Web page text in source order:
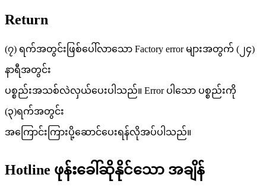
Return
(၇) ရက်အတွင်းဖြစ်ပေါ်လာသော Factory error များအတွက် (၂၄)
နာရီအတွင်း
ပစ္စည်းအသစ်လဲလှယ်ပေးပါသည်။ Error ပါသော ပစ္စည်းကို
(၃)ရက်အတွင်း
အကြောင်းကြားပို့ဆောင်ပေးရန်လိုအပ်ပါသည်။
Hotline ဖုန်းခေါ်ဆိုနိုင်သော အချိန်